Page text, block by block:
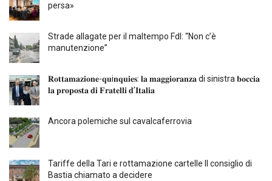
persa»
Strade allagate per il maltempo FdI: “Non c’è
manutenzione”
𝐑𝐨𝐭𝐭𝐚𝐦𝐚𝐳𝐢𝐨𝐧𝐞-𝐪𝐮i𝐧𝐪𝐮𝐢𝐞𝐬: 𝐥𝐚 𝐦𝐚𝐠𝐠𝐢𝐨𝐫𝐚𝐧𝐳𝐚 di sinistra 𝐛𝐨𝐜𝐜𝐢𝐚
𝐥𝐚 𝐩𝐫𝐨𝐩𝐨𝐬𝐭𝐚 𝐝𝐢 𝐅𝐫𝐚𝐭𝐞𝐥𝐥𝐢 𝐝’𝐈𝐭𝐚𝐥𝐢𝐚
Ancora polemiche sul cavalcaferrovia
Tariffe della Tari e rottamazione cartelle Il consiglio di
Bastia chiamato a decidere